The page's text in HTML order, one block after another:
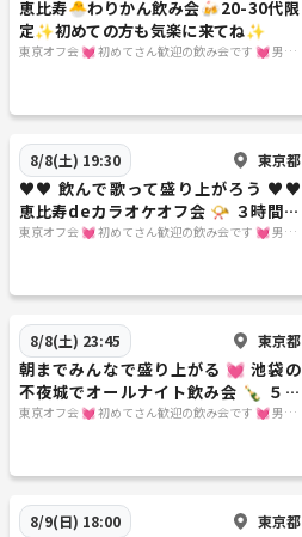
恵比寿🐣わりかん飲み会🍻20-30代限
定✨初めての方も気楽に来てね✨
東京オフ会 💓 初めてさん歓迎の飲み会です 💓 男女
✨
8/8(土) 19:30 東京都
♥♥ 飲んで歌って盛り上がろう ♥♥
恵比寿deカラオケオフ会 📯 ３時間飲
み放題 🍷
東京オフ会 💓 初めてさん歓迎の飲み会です 💓 男女
✨
8/8(土) 23:45 東京都
朝までみんなで盛り上がる 💓 池袋の
不夜城でオールナイト飲み会 🍾 ５時
間飲み放題 🥂 20～40代まで参加♪
東京オフ会 💓 初めてさん歓迎の飲み会です 💓 男女
✨
8/9(日) 18:00 東京都